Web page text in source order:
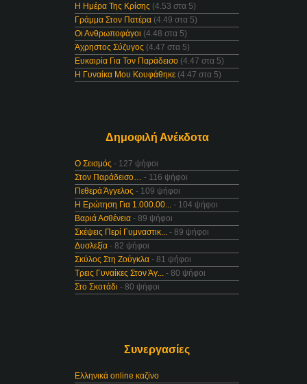
Η Ημέρα Της Κρίσης (4.53 στα 5)
Γράμμα Στον Πατέρα (4.49 στα 5)
Οι Ανθρωποφάγοι (4.48 στα 5)
Άχρηστος Σύζυγος (4.47 στα 5)
Ευκαιρία Για Τον Παράδεισο (4.47 στα 5)
Η Γυναίκα Μου Κουφάθηκε (4.47 στα 5)
Δημοφιλή Ανέκδοτα
Ο Σεισμός - 127 ψήφοι
Στον Παράδεισο… - 116 ψήφοι
Πεθερά Άγγελος - 109 ψήφοι
Η Ερώτηση Για 1.000.00... - 104 ψήφοι
Βαριά Ασθένεια - 89 ψήφοι
Σκέψεις Περί Γυμναστικ... - 89 ψήφοι
Δυσλεξία - 82 ψήφοι
Σκύλος Στη Ζούγκλα - 81 ψήφοι
Τρεις Γυναίκες Στον Άγ... - 80 ψήφοι
Στο Σκοτάδι - 80 ψήφοι
Συνεργασίες
Ελληνικά online καζίνο